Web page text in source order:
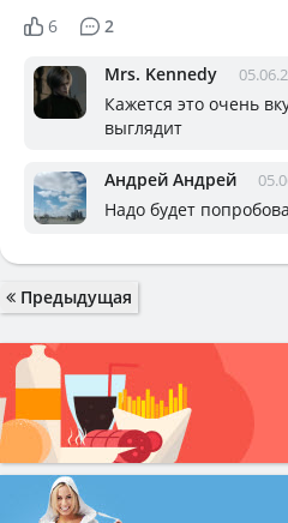
6 2
Mrs. Kennedy
Кажется это очень
выглядит
Андрей Андрей
Надо будет
Предыдущая